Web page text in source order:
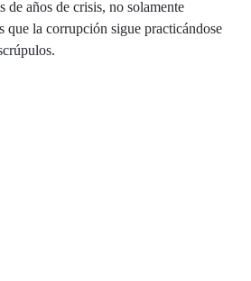
de años de crisis, no solamente
que la corrupción sigue practicándose